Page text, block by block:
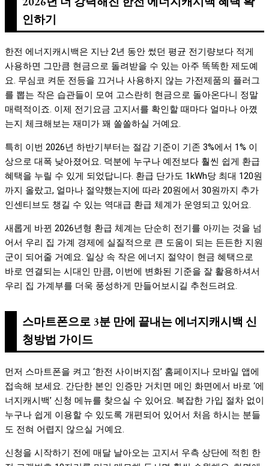
인하기
한전 에너지캐시백은 지난 2년 동안 썼던 평균 전기량보다 적게
사용하면 그만큼 현금으로 돌려받을 수 있는 아주 똑똑한 제도예
요. 무심코 켜둔 전등을 끄거나 사용하지 않는 가전제품의 플러그
를 뽑는 작은 습관들이 모여 고스란히 현금으로 돌아온다니 정말
매력적이죠. 이제 전기요금 고지서를 확인할 때마다 얼마나 아꼈
는지 체크해보는 재미가 꽤 쏠쏠하실 거예요.
특히 이번 2026년 하반기부터는 절감 기준이 기존 3%에서 1% 이
상으로 대폭 낮아졌어요. 덕분에 누구나 예전보다 훨씬 쉽게 환급
혜택을 누릴 수 있게 되었답니다. 환급 단가도 1kWh당 최대 120원
까지 올랐고, 얼마나 절약했는지에 따라 20원에서 30원까지 추가
인센티브도 챙길 수 있는 역대급 환급 체계가 운영되고 있어요.
새롭게 바뀐 2026년형 환급 체계는 단순히 전기를 아끼는 것을 넘
어서 우리 집 가계 경제에 실질적으로 큰 도움이 되는 든든한 지원
군이 되어줄 거예요. 일상 속 작은 에너지 절약이 현금 혜택으로
바로 연결되는 시대인 만큼, 이번에 변화된 기준을 잘 활용하셔서
우리 집 가계부를 더욱 풍성하게 만들어보시길 추천드려요.
스마트폰으로 3분 만에 끝내는 에너지캐시백 신
청방법 가이드
먼저 스마트폰을 켜고 ‘한전 사이버지점’ 홈페이지나 모바일 앱에
접속해 보세요. 간단한 본인 인증만 거치면 메인 화면에서 바로 ‘에
너지캐시백’ 신청 메뉴를 찾으실 수 있어요. 복잡한 가입 절차 없이
누구나 쉽게 이용할 수 있도록 개편되어 있어서 처음 하시는 분들
도 전혀 어렵지 않으실 거예요.
신청을 시작하기 전에 매달 날아오는 고지서 우측 상단에 적힌 한